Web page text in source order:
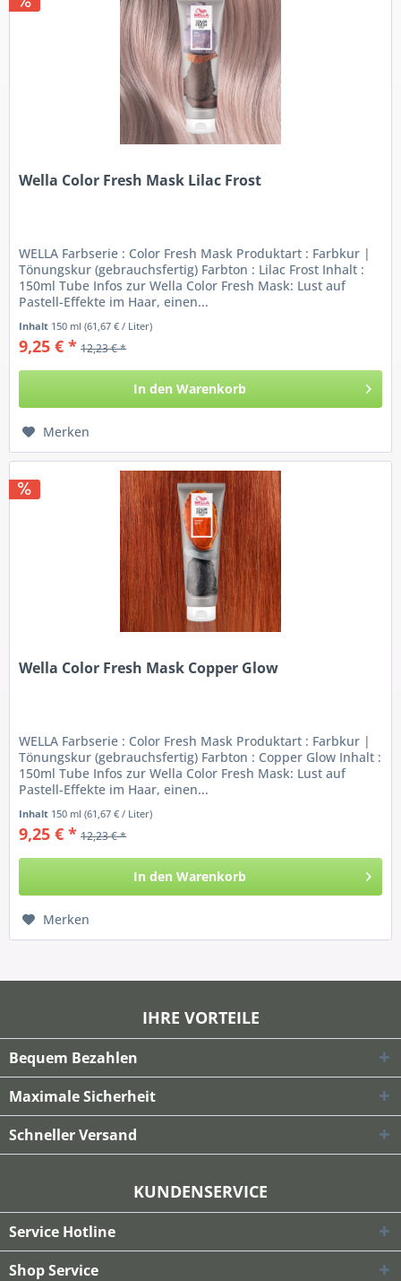
Wella Color Fresh Mask Lilac Frost
WELLA Farbserie : Color Fresh Mask Produktart : Farbkur |
Tönungskur (gebrauchsfertig) Farbton : Lilac Frost Inhalt :
150ml Tube Infos zur Wella Color Fresh Mask: Lust auf
Pastell-Effekte im Haar, einen...
Inhalt 150 ml(61,67 € / Liter)
9,25 € * 12,23 € *
In den Warenkorb
Merken
Wella Color Fresh Mask Copper Glow
WELLA Farbserie : Color Fresh Mask Produktart : Farbkur |
Tönungskur (gebrauchsfertig) Farbton : Copper Glow Inhalt :
150ml Tube Infos zur Wella Color Fresh Mask: Lust auf
Pastell-Effekte im Haar, einen...
Inhalt 150 ml(61,67 € / Liter)
9,25 € * 12,23 € *
In den Warenkorb
Merken
IHRE VORTEILE
Bequem Bezahlen
Maximale Sicherheit
Schneller Versand
KUNDENSERVICE
Service Hotline
Shop Service